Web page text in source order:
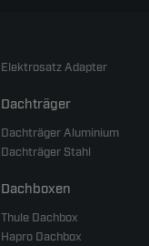
Elektrosatz Adapter
Dachträger
Dachträger Aluminium
Dachträger Stahl
Dachboxen
Thule Dachbox
Hapro Dachbox